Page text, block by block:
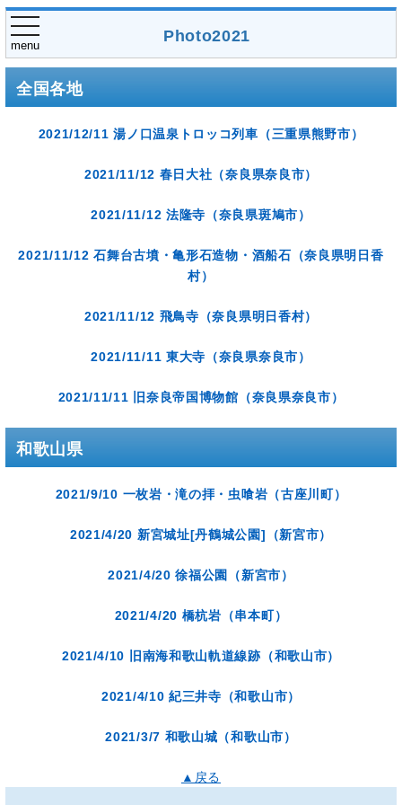
Photo2021
全国各地
2021/12/11 湯ノ口温泉トロッコ列車（三重県熊野市）
2021/11/12 春日大社（奈良県奈良市）
2021/11/12 法隆寺（奈良県斑鳩市）
2021/11/12 石舞台古墳・亀形石造物・酒船石（奈良県明日香
村）
2021/11/12 飛鳥寺（奈良県明日香村）
2021/11/11 東大寺（奈良県奈良市）
2021/11/11 旧奈良帝国博物館（奈良県奈良市）
和歌山県
2021/9/10 一枚岩・滝の拝・虫喰岩（古座川町）
2021/4/20 新宮城址[丹鶴城公園]（新宮市）
2021/4/20 徐福公園（新宮市）
2021/4/20 橋杭岩（串本町）
2021/4/10 旧南海和歌山軌道線跡（和歌山市）
2021/4/10 紀三井寺（和歌山市）
2021/3/7 和歌山城（和歌山市）
▲戻る
toggle
navigation
menu